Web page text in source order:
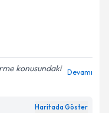
randevu almanız
posta ile
konusundaki
Devamı
Haritada Göster